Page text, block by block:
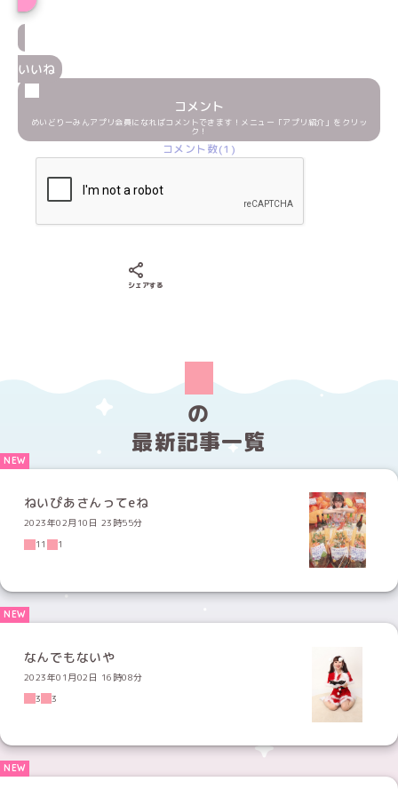
いいね
コメント
めいどりーみんアプリ会員になればコメントできます！メニュー「アプリ紹介」をクリッ
ク！
コメント数(1)
シェアする
の
最新記事一覧
ねいぴあさんってeね
2023年02月10日 23時55分
11
1
なんでもないや
2023年01月02日 16時08分
3
3